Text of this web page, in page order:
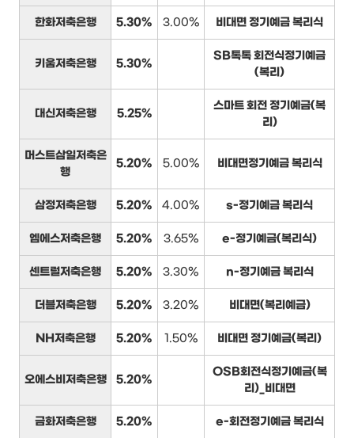
한화저축은행 5.30% 3.00% 비대면 정기예금 복리식
키움저축은행 5.30%
SB톡톡 회전식정기예금
(복리)
대신저축은행 5.25%
스마트 회전 정기예금(복
리)
머스트삼일저축은
행
5.20% 5.00% 비대면정기예금 복리식
삼정저축은행 5.20% 4.00% s-정기예금 복리식
엠에스저축은행 5.20% 3.65% e-정기예금(복리식)
센트럴저축은행 5.20% 3.30% n-정기예금 복리식
더블저축은행 5.20% 3.20% 비대면(복리예금)
NH저축은행 5.20% 1.50% 비대면 정기예금(복리)
오에스비저축은행 5.20%
OSB회전식정기예금(복
리)_비대면
금화저축은행 5.20% e-회전정기예금 복리식